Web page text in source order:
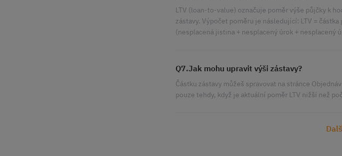
LTV (loan-to-value) označuje poměr výše půjčky k
zástavy. Výpočet poměru je následující: LTV =
(nesplacená jistina + nesplacený úrok + nesplacený
Q7.Jak mohu upravit výši zástavy?
Částku zástavy můžeš spravovat na stránce
pouze tehdy, když je aktuální poměr LTV nižší než